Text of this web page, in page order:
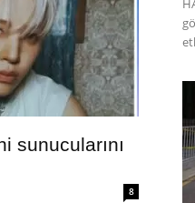
sunucularını
8